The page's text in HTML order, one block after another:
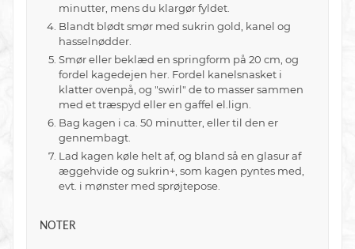
minutter, mens du klargør fyldet.
Blandt blødt smør med sukrin gold, kanel og
hasselnødder.
Smør eller beklæd en springform på 20 cm, og
fordel kagedejen her. Fordel kanelsnasket i
klatter ovenpå, og "swirl" de to masser sammen
med et træspyd eller en gaffel el.lign.
Bag kagen i ca. 50 minutter, eller til den er
gennembagt.
Lad kagen køle helt af, og bland så en glasur af
æggehvide og sukrin+, som kagen pyntes med,
evt. i mønster med sprøjtepose.
NOTER